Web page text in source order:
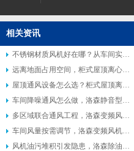
相关资讯
不锈钢材质风机好在哪？从车间实际使用场景说起
远离地面占用空间，柜式屋顶离心风机受到众多工厂青睐
屋顶通风设备怎么选？柜式屋顶离心风机适配多种工业场景
车间降噪通风怎么做，洛森静音型柜式离心风机适配高要求工况
多区域联合通风工程，洛森变频风机便于联动控制系统搭建
车间风量按需调节，洛森变频风机灵活匹配不同生产工况
风机油污堆积引发隐患，洛森除油烟风机便于日常清理维护